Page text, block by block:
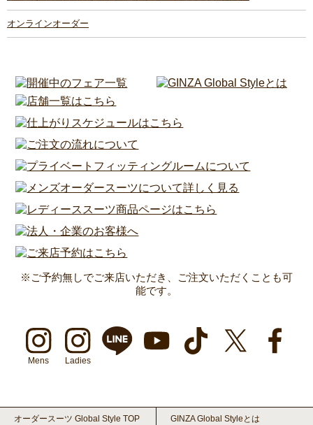
オンラインオーダー
※ご予約無しでご来店いただき、ご注文いただくことも可
能です。
Mens Ladies
オーダースーツ Global Style TOP GINZA Global Styleとは